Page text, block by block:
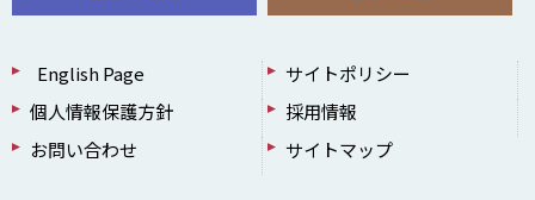
English Page
サイトポリシー
個人情報保護方針
採用情報
お問い合わせ
サイトマップ